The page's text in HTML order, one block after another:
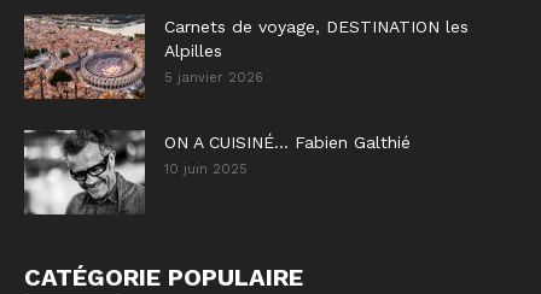
Carnets de voyage, DESTINATION les
Alpilles
5 janvier 2026
ON A CUISINÉ… Fabien Galthié
10 juin 2025
CATÉGORIE POPULAIRE